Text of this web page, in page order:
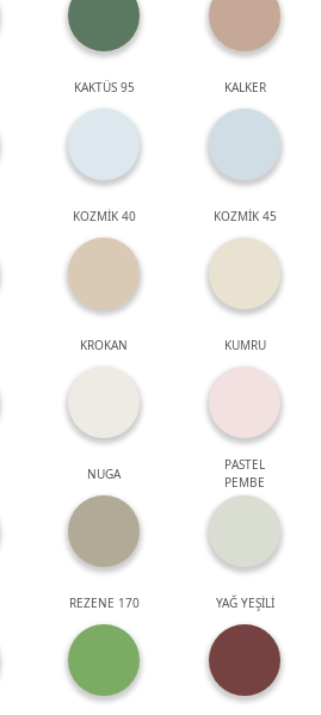
KAKTÜS 95 KALKER
KOZMİK 40 KOZMİK 45
KROKAN KUMRU
NUGA
PASTEL
PEMBE
REZENE 170 YAĞ YEŞİLİ